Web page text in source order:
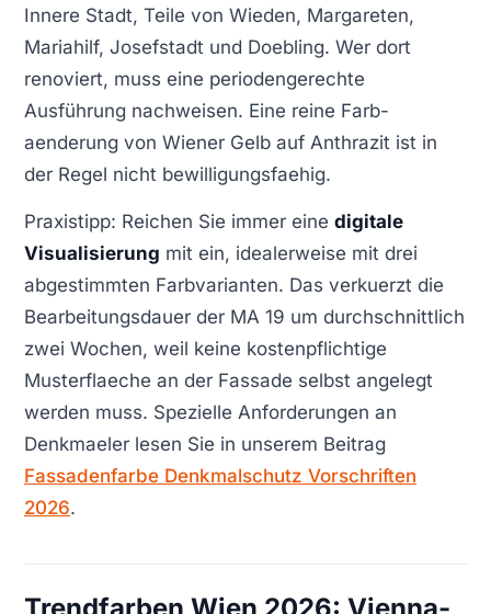
Innere Stadt, Teile von Wieden, Margareten,
Mariahilf, Josefstadt und Doebling. Wer dort
renoviert, muss eine periodengerechte
Ausführung nachweisen. Eine reine Farb-
aenderung von Wiener Gelb auf Anthrazit ist in
der Regel nicht bewilligungsfaehig.
Praxistipp: Reichen Sie immer eine digitale
Visualisierung mit ein, idealerweise mit drei
abgestimmten Farbvarianten. Das verkuerzt die
Bearbeitungsdauer der MA 19 um durchschnittlich
zwei Wochen, weil keine kostenpflichtige
Musterflaeche an der Fassade selbst angelegt
werden muss. Spezielle Anforderungen an
Denkmaeler lesen Sie in unserem Beitrag
Fassadenfarbe Denkmalschutz Vorschriften
2026.